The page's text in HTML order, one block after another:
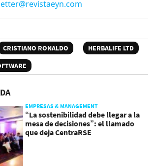
CRISTIANO RONALDO
HERBALIFE LTD
EMPRESAS & MANAGEMENT
“La sostenibilidad debe llegar a la
mesa de decisiones”: el llamado
que deja CentraRSE